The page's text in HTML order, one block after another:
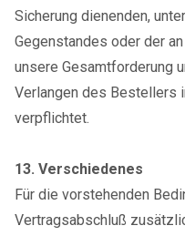
Sicherung dienenden,
Gegenstandes oder der
unsere Gesamtforderung
Verlangen des Bestellers
verpflichtet.
13. Verschiedenes
Für die vorstehenden
Vertragsabschluß